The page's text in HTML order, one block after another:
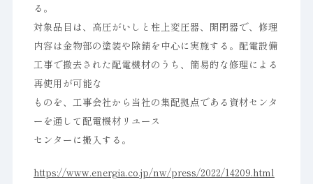
る。
対象品目は、高圧がいしと柱上変圧器、開閉器で、修理
内容は金物部の塗装や除錆を中心に実施する。配電設備
工事で撤去された配電機材のうち、簡易的な修理による
再使用が可能な
ものを、工事会社から当社の集配拠点である資材センタ
ーを通して配電機材リユース
センターに搬入する。
https://www.energia.co.jp/nw/press/2022/14209.html